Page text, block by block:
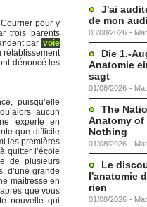
pour y
trois parents
par voie
rétablissement
dénoncé les
puisqu’elle
aucun
experte en
que difficile
les premières
quitter l’école
de plusieurs
d’une grande
maitresse en
que vous
nouvelle qui
J'ai
de mon
03/08/2026 -
Die 1.-
Anatomie
sagt
01/08/2026 -
The
Anatomy of
Nothing
01/08/2026 -
Le
l'anatomie
rien
01/08/2026 -